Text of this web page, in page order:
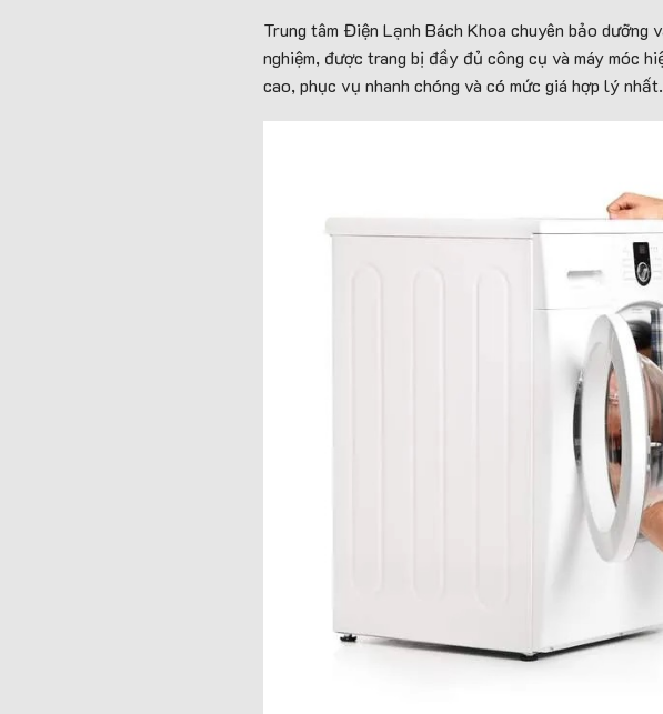
Trung tâm Điện Lạnh Bách Khoa chuyên bảo
nghiệm, được trang bị đầy đủ công cụ và máy móc
cao, phục vụ nhanh chóng và có mức giá hợp lý nhất.